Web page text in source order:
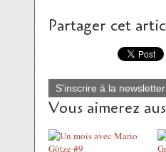
Partager cet
S'inscrire à la newsletter
Vous aimerez